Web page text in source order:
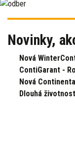
Novinky,
Nová
ContiGarant -
Nová
Dlouhá